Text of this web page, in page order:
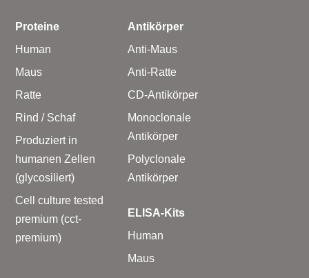
Proteine
Human
Maus
Ratte
Rind / Schaf
Produziert in
humanen Zellen
(glycosiliert)
Cell culture tested
premium (cct-
premium)
Antikörper
Anti-Maus
Anti-Ratte
CD-Antikörper
Monoclonale
Antikörper
Polyclonale
Antikörper
ELISA-Kits
Human
Maus